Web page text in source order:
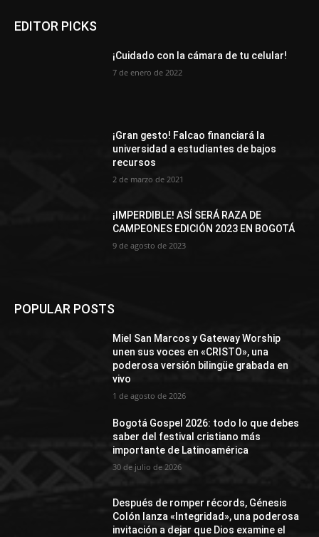
EDITOR PICKS
¡Cuidado con la cámara de tu celular!
7 de enero de 2022
¡Gran gesto! Falcao financiará la
universidad a estudiantes de bajos
recursos
2 de marzo de 2021
¡IMPERDIBLE! ASÍ SERÁ RAZA DE
CAMPEONES EDICIÓN 2023 EN BOGOTÁ
9 de agosto de 2023
POPULAR POSTS
Miel San Marcos y Gateway Worship
unen sus voces en «CRISTO», una
poderosa versión bilingüe grabada en
vivo
1 de agosto de 2026
Bogotá Gospel 2026: todo lo que debes
saber del festival cristiano más
importante de Latinoamérica
30 de julio de 2026
Después de romper récords, Génesis
Colón lanza «Integridad», una poderosa
invitación a dejar que Dios examine el